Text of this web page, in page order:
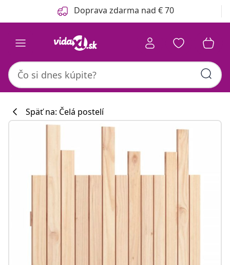
Predchádzajúce Doprava zdarma nad € 70
Späť na: Čelá postelí